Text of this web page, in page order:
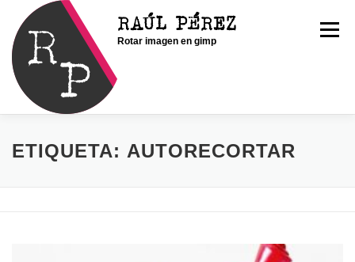
contenido
RAÚL PÉREZ
Rotar imagen en gimp
Menú
INICIO SOY RAÚL SERVICIOS
ETIQUETA: AUTORECORTAR